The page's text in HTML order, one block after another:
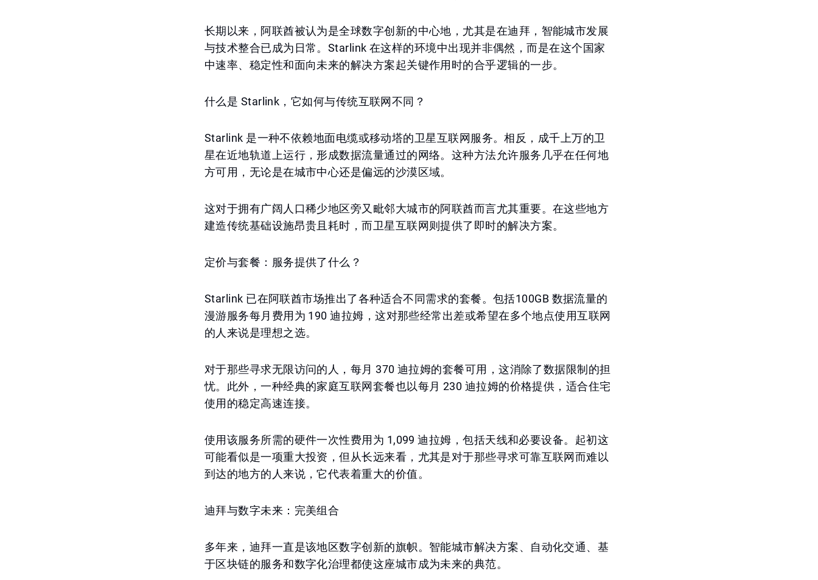
长期以来，阿联酋被认为是全球数字创新的中心地，尤其是在迪拜，智能城市发展
与技术整合已成为日常。Starlink 在这样的环境中出现并非偶然，而是在这个国家
中速率、稳定性和面向未来的解决方案起关键作用时的合乎逻辑的一步。
什么是 Starlink，它如何与传统互联网不同？
Starlink 是一种不依赖地面电缆或移动塔的卫星互联网服务。相反，成千上万的卫
星在近地轨道上运行，形成数据流量通过的网络。这种方法允许服务几乎在任何地
方可用，无论是在城市中心还是偏远的沙漠区域。
这对于拥有广阔人口稀少地区旁又毗邻大城市的阿联酋而言尤其重要。在这些地方
建造传统基础设施昂贵且耗时，而卫星互联网则提供了即时的解决方案。
定价与套餐：服务提供了什么？
Starlink 已在阿联酋市场推出了各种适合不同需求的套餐。包括100GB 数据流量的
漫游服务每月费用为 190 迪拉姆，这对那些经常出差或希望在多个地点使用互联网
的人来说是理想之选。
对于那些寻求无限访问的人，每月 370 迪拉姆的套餐可用，这消除了数据限制的担
忧。此外，一种经典的家庭互联网套餐也以每月 230 迪拉姆的价格提供，适合住宅
使用的稳定高速连接。
使用该服务所需的硬件一次性费用为 1,099 迪拉姆，包括天线和必要设备。起初这
可能看似是一项重大投资，但从长远来看，尤其是对于那些寻求可靠互联网而难以
到达的地方的人来说，它代表着重大的价值。
迪拜与数字未来：完美组合
多年来，迪拜一直是该地区数字创新的旗帜。智能城市解决方案、自动化交通、基
于区块链的服务和数字化治理都使这座城市成为未来的典范。